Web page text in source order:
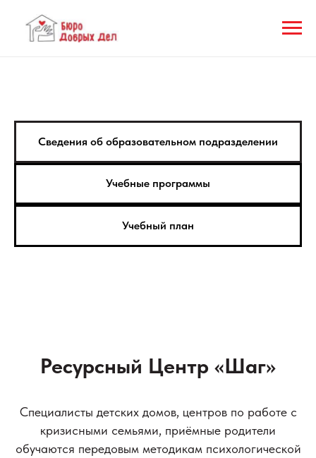
Сведения об образовательном подразделении
Учебные программы
Учебный план
Ресурсный Центр «Шаг»
Специалисты детских домов, центров по работе с
кризисными семьями, приёмные родители
обучаются передовым методикам психологической